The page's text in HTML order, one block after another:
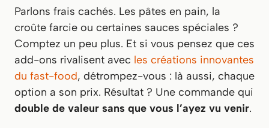
Parlons frais cachés. Les pâtes en pain, la
croûte farcie ou certaines sauces spéciales ?
Comptez un peu plus. Et si vous pensez que ces
add-ons rivalisent avec les créations innovantes
du fast-food, détrompez-vous : là aussi, chaque
option a son prix. Résultat ? Une commande qui
double de valeur sans que vous l’ayez vu venir.